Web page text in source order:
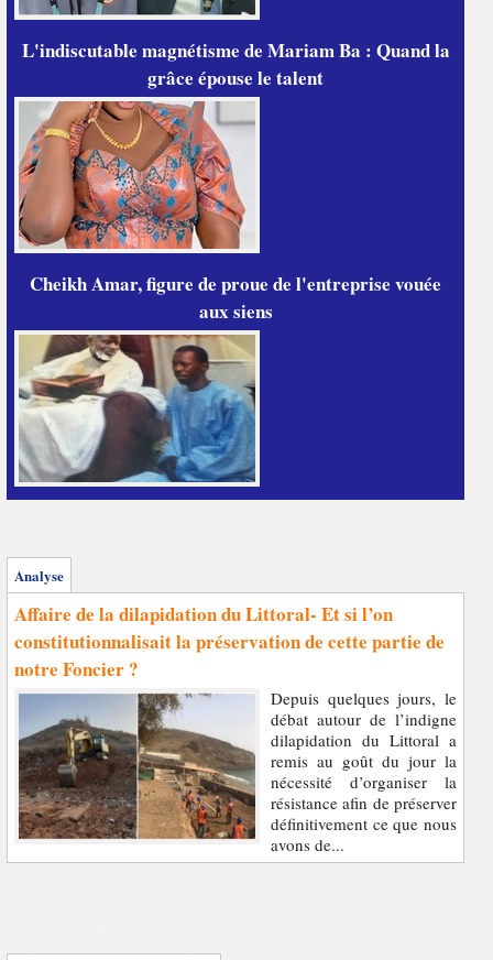
L'indiscutable magnétisme de Mariam Ba : Quand la
grâce épouse le talent
Cheikh Amar, figure de proue de l'entreprise vouée
aux siens
Analyse
Affaire de la dilapidation du Littoral- Et si l’on
constitutionnalisait la préservation de cette partie de
notre Foncier ?
Depuis quelques jours, le
débat autour de l’indigne
dilapidation du Littoral a
remis au goût du jour la
nécessité d’organiser la
résistance afin de préserver
définitivement ce que nous
avons de...